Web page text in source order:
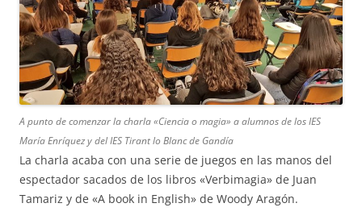
A punto de comenzar la charla «Ciencia o magia» a alumnos de los IES
María Enríquez y del IES Tirant lo Blanc de Gandía
La charla acaba con una serie de juegos en las manos del
espectador sacados de los libros «Verbimagia» de Juan
Tamariz y de «A book in English» de Woody Aragón.